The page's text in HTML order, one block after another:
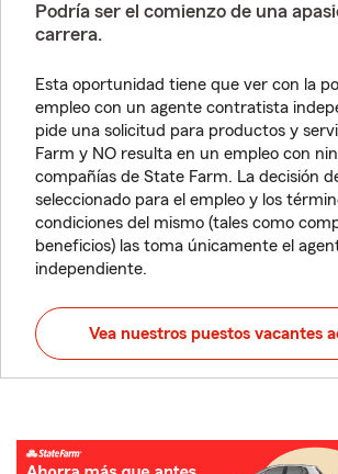
Podría ser el comienzo de una
carrera.
Esta oportunidad tiene que ver con la
empleo con un agente contratista
pide una solicitud para productos y
Farm y NO resulta en un empleo con
compañías de State Farm. La decisión
seleccionado para el empleo y los
condiciones del mismo (tales como
beneficios) las toma únicamente el
independiente.
Vea nuestros puestos vacantes